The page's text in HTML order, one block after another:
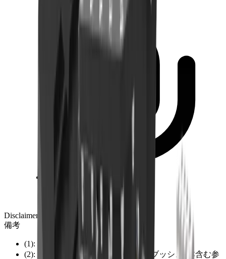
Disclaimer notes
備考
(1): 本体質量 (ブラケット除く)
(2): 総質量 (ブラケット、ピン2本、ブッシュ4本含む参